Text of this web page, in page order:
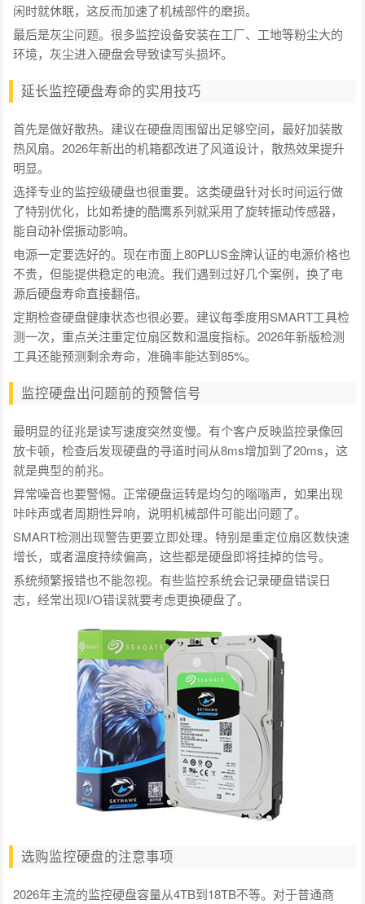
闲时就休眠，这反而加速了机械部件的磨损。
最后是灰尘问题。很多监控设备安装在工厂、工地等粉尘大的
环境，灰尘进入硬盘会导致读写头损坏。
延长监控硬盘寿命的实用技巧
首先是做好散热。建议在硬盘周围留出足够空间，最好加装散
热风扇。2026年新出的机箱都改进了风道设计，散热效果提升
明显。
选择专业的监控级硬盘也很重要。这类硬盘针对长时间运行做
了特别优化，比如希捷的酷鹰系列就采用了旋转振动传感器，
能自动补偿振动影响。
电源一定要选好的。现在市面上80PLUS金牌认证的电源价格也
不贵，但能提供稳定的电流。我们遇到过好几个案例，换了电
源后硬盘寿命直接翻倍。
定期检查硬盘健康状态也很必要。建议每季度用SMART工具检
测一次，重点关注重定位扇区数和温度指标。2026年新版检测
工具还能预测剩余寿命，准确率能达到85%。
监控硬盘出问题前的预警信号
最明显的征兆是读写速度突然变慢。有个客户反映监控录像回
放卡顿，检查后发现硬盘的寻道时间从8ms增加到了20ms，这
就是典型的前兆。
异常噪音也要警惕。正常硬盘运转是均匀的嗡嗡声，如果出现
咔咔声或者周期性异响，说明机械部件可能出问题了。
SMART检测出现警告更要立即处理。特别是重定位扇区数快速
增长，或者温度持续偏高，这些都是硬盘即将挂掉的信号。
系统频繁报错也不能忽视。有些监控系统会记录硬盘错误日
志，经常出现I/O错误就要考虑更换硬盘了。
选购监控硬盘的注意事项
2026年主流的监控硬盘容量从4TB到18TB不等。对于普通商